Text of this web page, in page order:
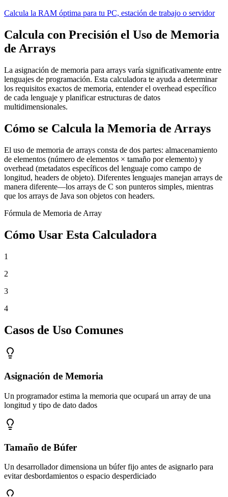
Calcula la RAM óptima para tu PC, estación de trabajo o servidor
Calcula con Precisión el Uso de Memoria
de Arrays
La asignación de memoria para arrays varía significativamente entre
lenguajes de programación. Esta calculadora te ayuda a determinar
los requisitos exactos de memoria, entender el overhead específico
de cada lenguaje y planificar estructuras de datos
multidimensionales.
Cómo se Calcula la Memoria de Arrays
El uso de memoria de arrays consta de dos partes: almacenamiento
de elementos (número de elementos × tamaño por elemento) y
overhead (metadatos específicos del lenguaje como campo de
longitud, headers de objeto). Diferentes lenguajes manejan arrays de
manera diferente—los arrays de C son punteros simples, mientras
que los arrays de Java son objetos con headers.
Fórmula de Memoria de Array
Cómo Usar Esta Calculadora
1
2
3
4
Casos de Uso Comunes
Asignación de Memoria
Un programador estima la memoria que ocupará un array de una
longitud y tipo de dato dados
Tamaño de Búfer
Un desarrollador dimensiona un búfer fijo antes de asignarlo para
evitar desbordamientos o espacio desperdiciado